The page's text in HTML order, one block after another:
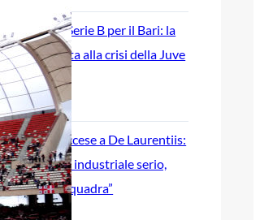
in Serie B per il Bari: la
è legata alla crisi della Juve
Bari, Leccese a De Laurentiis:
un piano industriale serio,
seconda squadra”